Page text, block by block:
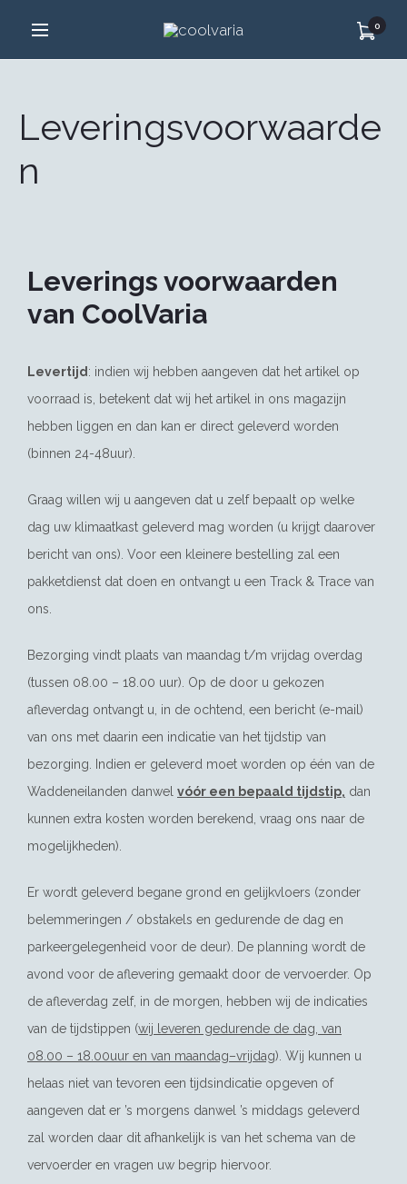
0
Leveringsvoorwaarde
n
Leverings voorwaarden
van CoolVaria
Levertijd : indien wij hebben aangeven dat het artikel op
voorraad is, betekent dat wij het artikel in ons magazijn
hebben liggen en dan kan er direct geleverd worden
(binnen 24-48uur).
Graag willen wij u aangeven dat u zelf bepaalt op welke
dag uw klimaatkast geleverd mag worden (u krijgt daarover
bericht van ons). Voor een kleinere bestelling zal een
pakketdienst dat doen en ontvangt u een Track & Trace van
ons.
Bezorging vindt plaats van maandag t/m vrijdag overdag
(tussen 08.00 – 18.00 uur). Op de door u gekozen
afleverdag ontvangt u, in de ochtend, een bericht (e-mail)
van ons met daarin een indicatie van het tijdstip van
bezorging. Indien er geleverd moet worden op één van de
Waddeneilanden danwel vóór een bepaald tijdstip, dan
kunnen extra kosten worden berekend, vraag ons naar de
mogelijkheden).
Er wordt geleverd begane grond en gelijkvloers (zonder
belemmeringen / obstakels en gedurende de dag en
parkeergelegenheid voor de deur). De planning wordt de
avond voor de aflevering gemaakt door de vervoerder. Op
de afleverdag zelf, in de morgen, hebben wij de indicaties
van de tijdstippen (wij leveren gedurende de dag, van
08.00 – 18.00uur en van maandag–vrijdag). Wij kunnen u
helaas niet van tevoren een tijdsindicatie opgeven of
aangeven dat er ’s morgens danwel ’s middags geleverd
zal worden daar dit afhankelijk is van het schema van de
vervoerder en vragen uw begrip hiervoor.